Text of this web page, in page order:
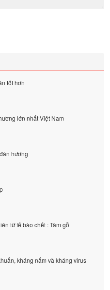
tốt hơn
lớn nhất Việt Nam
hương
từ tế bào chết : Tâm gỗ
kháng nấm và kháng virus